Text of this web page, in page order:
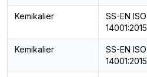
Kemikalier
SS-EN ISO
14001:2015
Kemikalier
SS-EN ISO
14001:2015